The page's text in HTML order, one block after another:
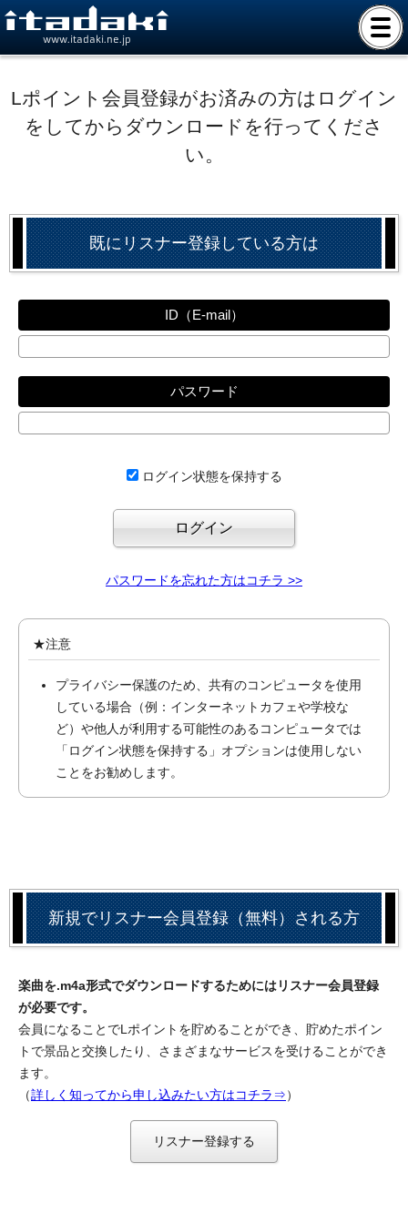
www.itadaki.ne.jp
Lポイント会員登録がお済みの方はログイン
をしてからダウンロードを行ってくださ
い。
既にリスナー登録している方は
ID（E-mail）
パスワード
ログイン状態を保持する
パスワードを忘れた方はコチラ >>
★注意
プライバシー保護のため、共有のコンピュータを使用
している場合（例：インターネットカフェや学校な
ど）や他人が利用する可能性のあるコンピュータでは
「ログイン状態を保持する」オプションは使用しない
ことをお勧めします。
新規でリスナー会員登録（無料）される方
楽曲を.m4a形式でダウンロードするためにはリスナー会員登録
が必要です。
会員になることでLポイントを貯めることができ、貯めたポイン
トで景品と交換したり、さまざまなサービスを受けることができ
ます。
（詳しく知ってから申し込みたい方はコチラ⇒）
リスナー登録する